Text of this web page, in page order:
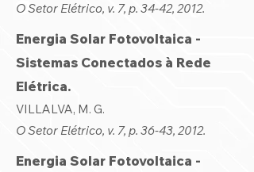
O Setor Elétrico, v. 7, p. 34-42, 2012.
Energia Solar Fotovoltaica -
Sistemas Conectados à Rede
Elétrica.
VILLALVA, M. G.
O Setor Elétrico, v. 7, p. 36-43, 2012.
Energia Solar Fotovoltaica -